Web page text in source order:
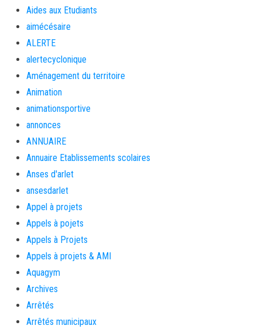
Aides aux Etudiants
aimécésaire
ALERTE
alertecyclonique
Aménagement du territoire
Animation
animationsportive
annonces
ANNUAIRE
Annuaire Etablissements scolaires
Anses d'arlet
ansesdarlet
Appel à projets
Appels à pojets
Appels à Projets
Appels à projets & AMI
Aquagym
Archives
Arrêtés
Arrêtés municipaux